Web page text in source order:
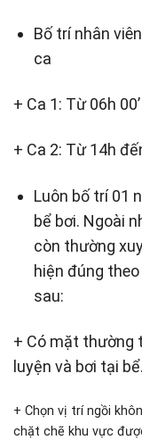
Bố trí nhân
ca
+ Ca 1: Từ 06h
+ Ca 2: Từ 14h
Luôn bố trí 01
bể bơi. Ngoài
còn thường
hiện đúng
sau:
+ Có mặt thường
luyện và bơi tại bể.
+ Chọn vị trí ngồi
chặt chẽ khu vực